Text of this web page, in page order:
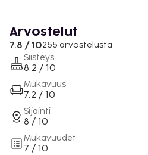
Arvostelut
7.8 / 10255 arvostelusta
Siisteys
8.2 / 10
Mukavuus
7.2 / 10
Sijainti
8 / 10
Mukavuudet
7 / 10